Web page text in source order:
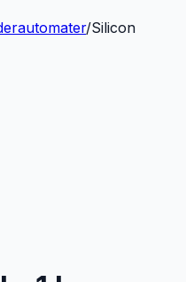
/Silicon